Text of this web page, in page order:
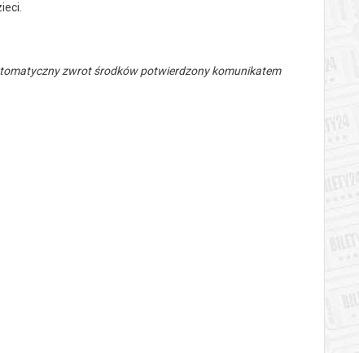
zwrot środków potwierdzony komunikatem